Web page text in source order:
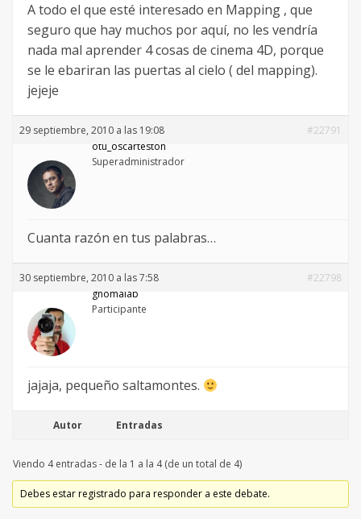
A todo el que esté interesado en Mapping , que
seguro que hay muchos por aquí, no les vendría
nada mal aprender 4 cosas de cinema 4D, porque
se le ebariran las puertas al cielo ( del mapping).
jejeje
29 septiembre, 2010 a las 19:08
#22791
otu_oscarteston
Superadministrador
Cuanta razón en tus palabras…
30 septiembre, 2010 a las 7:58
#22798
gnomalab
Participante
jajaja, pequeño saltamontes.
Autor Entradas
Viendo 4 entradas - de la 1 a la 4 (de un total de 4)
Debes estar registrado para responder a este debate.